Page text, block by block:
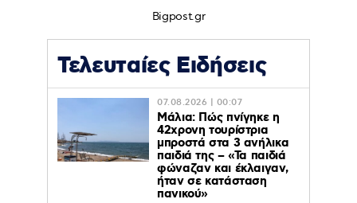
Bigpost.gr
Τελευταίες Ειδήσεις
07.08.2026 | 00:07
Μάλια: Πώς πνίγηκε η
42χρονη τουρίστρια
μπροστά στα 3 ανήλικα
παιδιά της – «Τα παιδιά
φώναζαν και έκλαιγαν,
ήταν σε κατάσταση
πανικού»